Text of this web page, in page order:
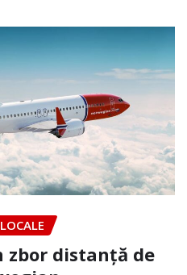
zbor distanță de